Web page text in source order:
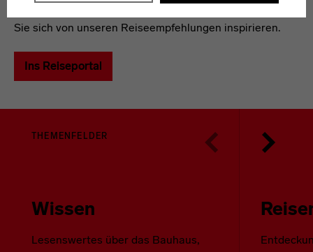
Datenschutzerklärungoder demImpressum.
die Architektur der Moderne in Deutschland und lassen
Sie sich von unseren Reiseempfehlungen inspirieren.
Ins Reiseportal
THEMENFELDER
Wissen
Lesenswertes über das Bauhaus,